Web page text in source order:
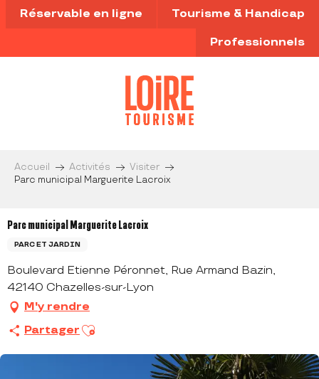
Aller
au
principal
Réservable en ligne Tourisme & Handicap
Professionnels
Accueil Activités
Visiter
Parc municipal Marguerite Lacroix
Parc municipal Marguerite Lacroix
PARC ET JARDIN
Boulevard Etienne Péronnet, Rue Armand Bazin,
42140 Chazelles-sur-Lyon
M'y rendre
Partager Ajouter aux favoris